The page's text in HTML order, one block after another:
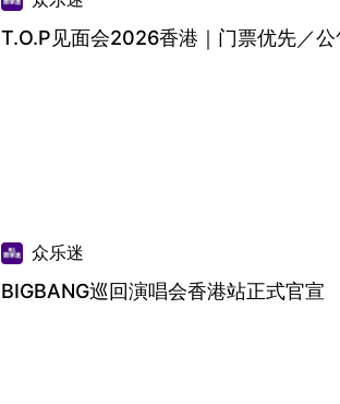
T.O.P见面会2026香港｜门票优先／
众乐迷
BIGBANG巡回演唱会香港站正式官